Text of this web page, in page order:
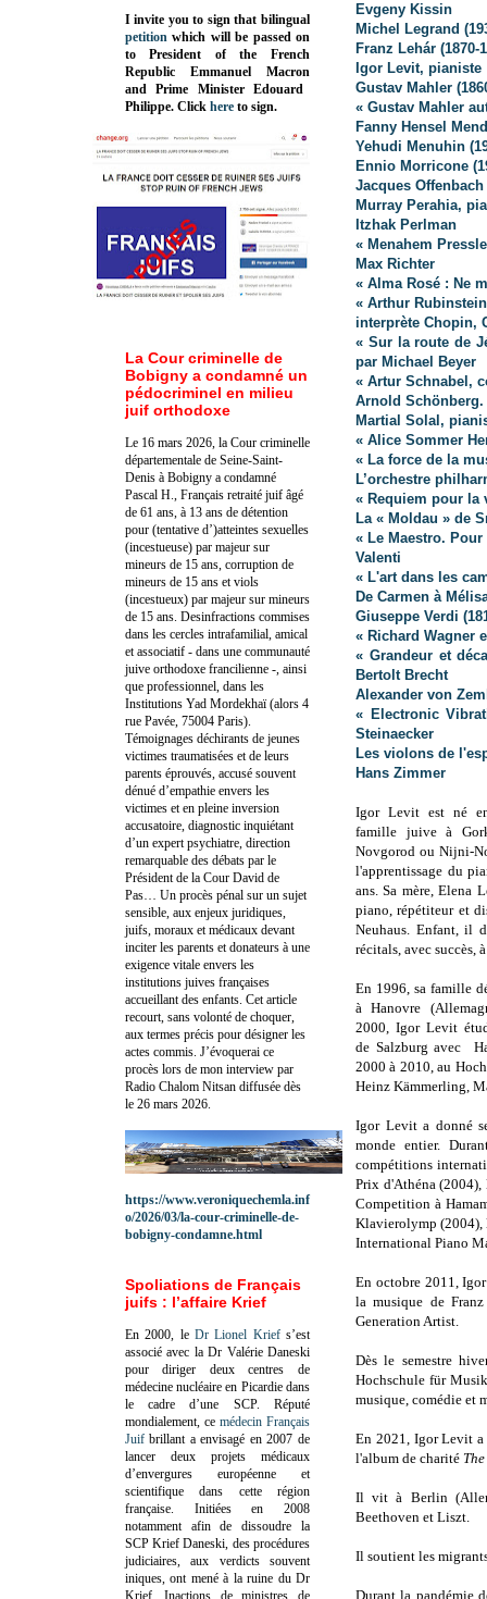
Evgeny Kissin
Michel Legrand
Franz Lehár (1870-
Igor Levit, pianiste
Gustav Mahler
« Gustav Mahler
Fanny Hensel
Yehudi Menuhin
Ennio Morricone
Jacques Offenbach
Murray Perahia,
Itzhak Perlman
« Menahem
Max Richter
« Alma Rosé : Ne
« Arthur
interprète Chopin,
« Sur la route de
par Michael Beyer
« Artur Schnabel,
Arnold
Martial Solal,
« Alice Sommer
« La force de la
L’orchestre
« Requiem pour la
La « Moldau » de
« Le Maestro.
Valenti
« L'art dans les
De Carmen à
Giuseppe Verdi
« Richard Wagner
« Grandeur et
Bertolt Brecht
Alexander von
« Electronic
Steinaecker
Les violons de
Hans Zimmer
Igor Levit est né
famille juive à
Novgorod ou Nijni-
l'apprentissage du
ans. Sa mère, Elena
piano, répétiteur et
Neuhaus. Enfant, il
récitals, avec succès,
En 1996, sa famille
à Hanovre
2000, Igor Levit
de Salzburg avec
2000 à 2010, au
Heinz Kämmerling,
Igor Levit a donné
monde entier.
compétitions
Prix d'Athéna (2004),
Competition à
Klavierolymp (2004),
International Piano
En octobre 2011,
la musique de
Generation Artist.
Dès le semestre
Hochschule für
musique, comédie et
En 2021, Igor Levit
l'album de charité
Il vit à Berlin
Beethoven et Liszt.
Il soutient les
Durant la pandémie
I invite you to sign that bilingual
petition which will be passed on
to President of the French
Republic Emmanuel Macron
and Prime MinisterEdouard
Philippe. Click here to sign.
La Cour criminelle de
Bobigny a condamné un
pédocriminel en milieu
juif orthodoxe
Le 16 mars 2026, la Cour criminelle
départementale de Seine-Saint-
Denis à Bobigny a condamné
Pascal H., Français retraité juif âgé
de 61 ans, à 13 ans de détention
pour (tentative d’)atteintes sexuelles
(incestueuse) par majeur sur
mineurs de 15 ans, corruption de
mineurs de 15 ans et viols
(incestueux) par majeur sur mineurs
de 15 ans. Desinfractions commises
dans les cercles intrafamilial, amical
et associatif - dans une communauté
juive orthodoxe francilienne -, ainsi
que professionnel, dans les
Institutions Yad Mordekhaï (alors 4
rue Pavée, 75004 Paris).
Témoignages déchirants de jeunes
victimes traumatisées et de leurs
parents éprouvés, accusé souvent
dénué d’empathie envers les
victimes et en pleine inversion
accusatoire, diagnostic inquiétant
d’un expert psychiatre, direction
remarquable des débats par le
Président de la Cour David de
Pas… Un procès pénal sur un sujet
sensible, aux enjeux juridiques,
juifs, moraux et médicaux devant
inciter les parents et donateurs à une
exigence vitale envers les
institutions juives françaises
accueillant des enfants. Cet article
recourt, sans volonté de choquer,
aux termes précis pour désigner les
actes commis. J’évoquerai ce
procès lors de mon interview par
Radio Chalom Nitsan diffusée dès
le 26 mars 2026.
https://www.veroniquechemla.inf
o/2026/03/la-cour-criminelle-de-
bobigny-condamne.html
Spoliations de Français
juifs : l’affaire Krief
En 2000, le Dr Lionel Kriefs’est
associé avec la Dr Valérie Daneski
pour diriger deux centres de
médecine nucléaire en Picardie dans
le cadre d’une SCP. Réputé
mondialement, ce médecin Français
Juif brillant a envisagé en 2007 de
lancer deux projets médicaux
d’envergures européenne et
scientifique dans cette région
française. Initiées en 2008
notamment afin de dissoudre la
SCP Krief Daneski, des procédures
judiciaires, aux verdicts souvent
iniques, ont mené à la ruine du Dr
Krief.Inactions de ministres de